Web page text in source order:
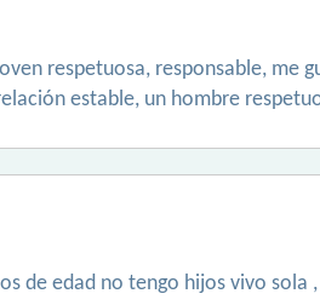
respetuosa, responsable, me
estable, un hombre
de edad no tengo hijos vivo